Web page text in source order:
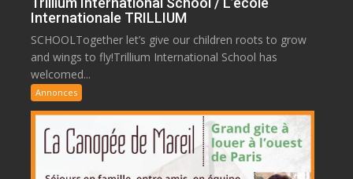
Internationale TRILLIUM
SCHOOLTogether let’s give our children roots to grow
and wings to fly!Trillium International School has
welcomed...
Annonces